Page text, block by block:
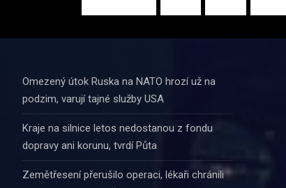
příspěvků
Omezený útok Ruska na NATO hrozí už na
podzim, varují tajné služby USA
Kraje na silnice letos nedostanou z fondu
dopravy ani korunu, tvrdí Půta
Zemětřesení přerušilo operaci, lékaři chránili